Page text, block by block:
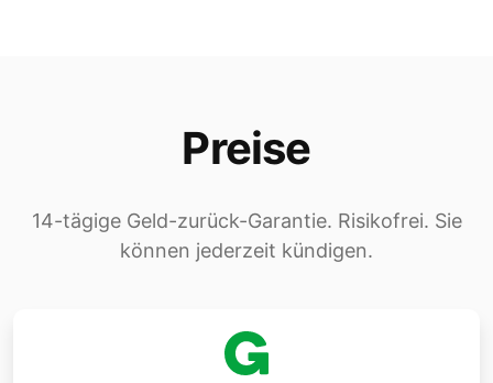
Preise
14-tägige Geld-zurück-Garantie. Risikofrei. Sie
können jederzeit kündigen.